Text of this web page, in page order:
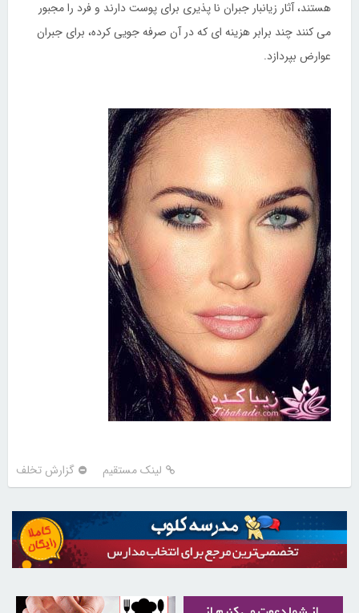
هستند، آثار زیانبار جبران نا پذیری برای پوست دارند و فرد را مجبور
می کنند چند برابر هزینه ای که در آن صرفه جویی کرده، برای جبران
عوارض بپردازد.
لینک مستقیم گزارش تخلف